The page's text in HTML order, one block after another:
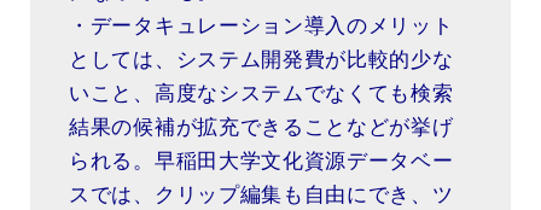
・データキュレーション導入のメリット
としては、システム開発費が比較的少な
いこと、高度なシステムでなくても検索
結果の候補が拡充できることなどが挙げ
られる。早稲田大学文化資源データベー
スでは、クリップ編集も自由にでき、ツ